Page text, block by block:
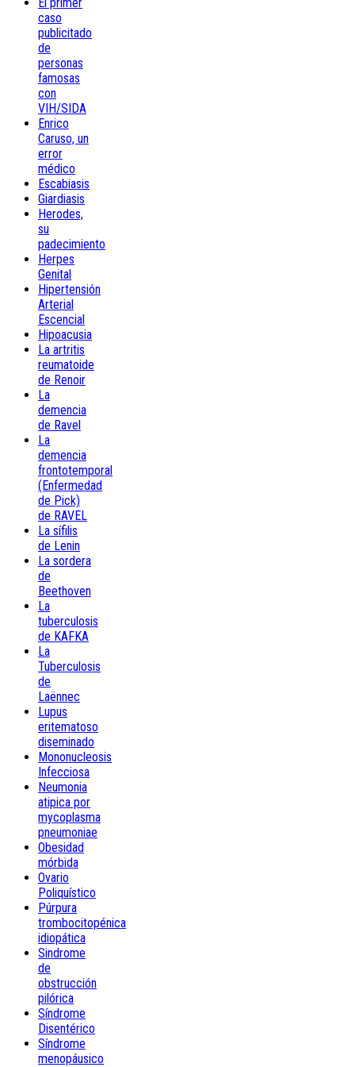
caso
publicitado
de
personas
famosas
con
VIH/SIDA
Enrico
Caruso, un
error
médico
Escabiasis
Giardiasis
Herodes,
su
padecimiento
Herpes
Genital
Hipertensión
Arterial
Escencial
Hipoacusia
La artritis
reumatoide
de Renoir
La
demencia
de Ravel
La
demencia
frontotemporal
(Enfermedad
de Pick)
de RAVEL
La sífilis
de Lenin
La sordera
de
Beethoven
La
tuberculosis
de KAFKA
La
Tuberculosis
de
Laënnec
Lupus
eritematoso
diseminado
Mononucleosis
Infecciosa
Neumonia
atipica por
mycoplasma
pneumoniae
Obesidad
mórbida
Ovario
Poliquístico
Púrpura
trombocitopénica
idiopática
Sindrome
de
obstrucción
pilórica
Síndrome
Disentérico
Síndrome
menopáusico